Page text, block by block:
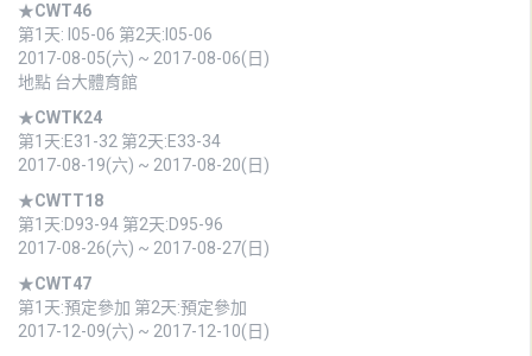
★CWT46
第1天: I05-06 第2天:I05-06
2017-08-05(六) ~ 2017-08-06(日)
地點 台大體育館
★CWTK24
第1天:E31-32 第2天:E33-34
2017-08-19(六) ~ 2017-08-20(日)
★CWTT18
第1天:D93-94 第2天:D95-96
2017-08-26(六) ~ 2017-08-27(日)
★CWT47
第1天:預定參加 第2天:預定參加
2017-12-09(六) ~ 2017-12-10(日)